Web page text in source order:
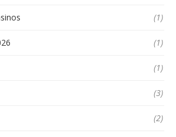
(1)
(1)
(1)
(3)
(2)